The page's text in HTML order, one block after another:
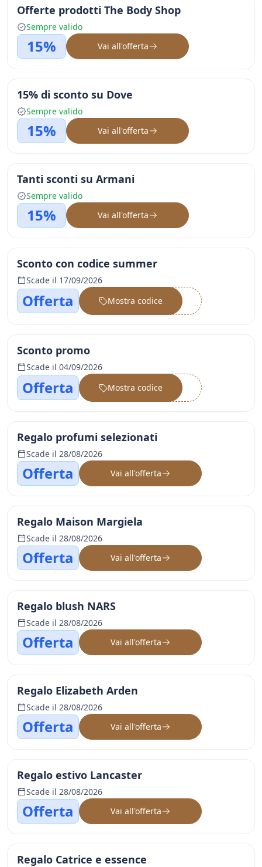
Offerte prodotti The Body Shop
Sempre valido
15% Vai all'offerta
15% di sconto su Dove
Sempre valido
15% Vai all'offerta
Tanti sconti su Armani
Sempre valido
15% Vai all'offerta
Sconto con codice summer
Scade il 17/09/2026
Offerta ••••••
Mostra codice
Sconto promo
Scade il 04/09/2026
Offerta ••••••
Mostra codice
Regalo profumi selezionati
Scade il 28/08/2026
Offerta Vai all'offerta
Regalo Maison Margiela
Scade il 28/08/2026
Offerta Vai all'offerta
Regalo blush NARS
Scade il 28/08/2026
Offerta Vai all'offerta
Regalo Elizabeth Arden
Scade il 28/08/2026
Offerta Vai all'offerta
Regalo estivo Lancaster
Scade il 28/08/2026
Offerta Vai all'offerta
Regalo Catrice e essence